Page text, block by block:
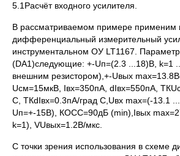
5.1Расчёт входного усилителя.
В рассматриваемом примере применим
дифференциальный измерительный
инструментальном ОУ LT1167.
(DA1)следующие: +-Uп=(2.3 ...18)В, k=1
внешним резистором),+-Uвых
Uсм=15мкВ, Iвх=350пА, dIвх=550пА,
С, ТКdIвх=0.3пА/град С,Uвх max=(-13.1
Uп=+-15В), КОСС=90дБ (min),Iвых
k=1), VUвых=1.2В/мкс.
С точки зрения использования в схеме